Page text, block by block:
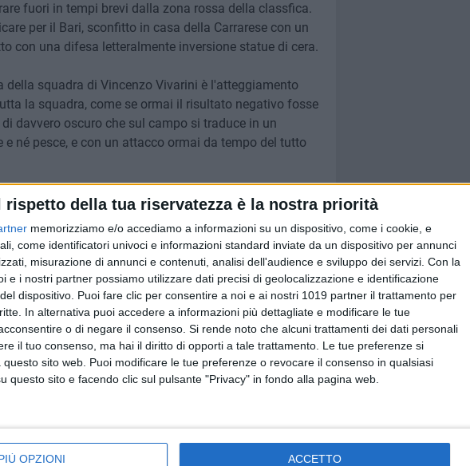
rispetto della tua riservatezza è la nostra priorità
memorizziamo e/o accediamo a informazioni su un dispositivo, come i cookie, e
come identificatori univoci e informazioni standard inviate da un dispositivo per annunci
misurazione di annunci e contenuti, analisi dell'audience e sviluppo dei servizi. Con la
e i nostri partner possiamo utilizzare dati precisi di geolocalizzazione e identificazione
dispositivo. Puoi fare clic per consentire a noi e ai nostri 1019 partner il trattamento per
In alternativa puoi accedere a informazioni più dettagliate e modificare le tue
o di negare il consenso. Si rende noto che alcuni trattamenti dei dati personali
il tuo consenso, ma hai il diritto di opporti a tale trattamento. Le tue preferenze si
sito web. Puoi modificare le tue preferenze o revocare il consenso in qualsiasi
questo sito e facendo clic sul pulsante "Privacy" in fondo alla pagina web.
OPZIONI ACCETTO
fuori in tempi brevi dalla zona rossa della classfica.
per il Bari, sconfitto in casa della Carrarese con un
con una difesa letteralmente inversione statue di cera.
della squadra di Vincenzo Vivarini è l'atteggiamento
la squadra, come se ormai il risultato negativo fosse
davvero oscuro che sul campo si traduce in un
né pesce, e con un attacco ormai da tempo del tutto
poter solo pensare a una salvezza tranquilla, e tutto
societario e ambientale in una piazza da troppo
pugliese arrivano dalla Serie C, in principal modo dal
ingenua in quel di Potenza dal Sorrento,
Canonico e l'inizio della nuova era Casillo, nella figura
del Foggia di Zemanlandia), e di Giuseppe De
Candela, squadra che attualmente milita in
lo stadio Zaccheria.
Casillo-De Vitto sarà senza dubbio quella di riportare i
quella assolutamente impellente di rinforzare la